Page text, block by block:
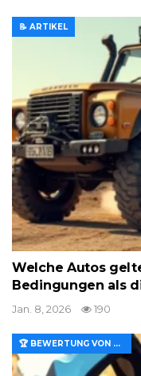
📝 ARTIKEL
Welche Autos
Bedingungen als
Jan. 8, 2026 190
🏆 BEWERTUNG VON MERKMALEN UND WERT